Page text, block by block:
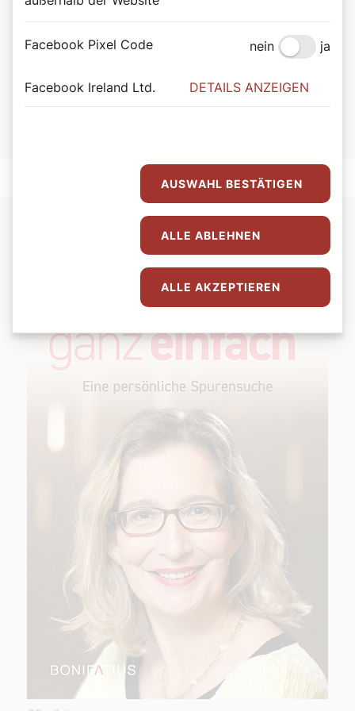
▶ Küchenputztuch nur für die Küche verwenden
▶ Kühlschrank einmal im Monat mit Wasser und Spülmittel
▶ Putzwasser regelmäßig erneuern, sonst werden Dreck und
Bakterien im Haushalt verteilt
Facebook Pixel Code nein ja
Facebook Ireland Ltd. DETAILS ANZEIGEN
AUSWAHL BESTÄTIGEN
ALLE ABLEHNEN
ALLE AKZEPTIEREN